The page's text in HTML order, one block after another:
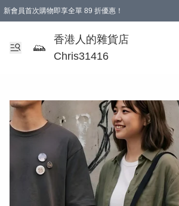
新會員首次購物即享全單 89 折優惠！
購物滿 HKD 499.00即享免運費優惠！（適用於 本地送
【滿 $300 專屬驚喜：無聲信物（最後一批）】
香港人的雜貨店
Chris31416